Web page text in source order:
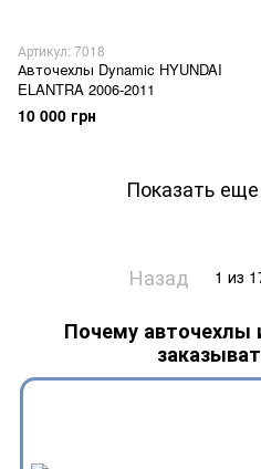
Артикул: 7018
Авточехлы Dynamic HYUNDAI
ELANTRA 2006-2011
10 000 грн
Показать
Назад 1 из
Почему авточехлы